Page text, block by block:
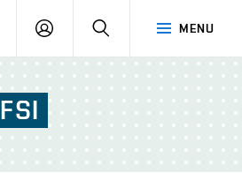
MENU
PŘIHLÁŠENÍ
FSI